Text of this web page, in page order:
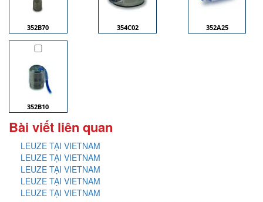
352B70 354C02 352A25
352B10
Bài viết liên quan
LEUZE TẠI VIETNAM
LEUZE TẠI VIETNAM
LEUZE TẠI VIETNAM
LEUZE TẠI VIETNAM
LEUZE TẠI VIETNAM